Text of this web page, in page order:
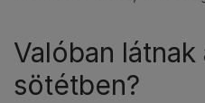
Valóban látnak
sötétben?